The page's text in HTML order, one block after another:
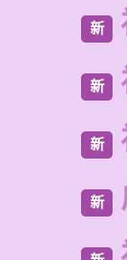
新
新
新
新